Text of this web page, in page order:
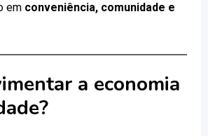
em conveniência, comunidade e
a economia